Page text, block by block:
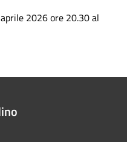
2026 ore 20.30 al